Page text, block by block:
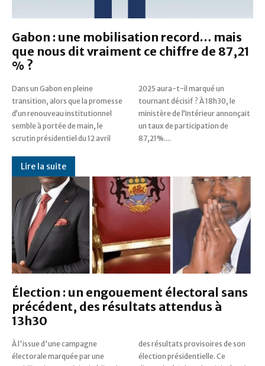
Gabon : une mobilisation record… mais
que nous dit vraiment ce chiffre de 87,21
% ?
Dans un Gabon en pleine
transition, alors que la promesse
d’un renouveau institutionnel
semble à portée de main, le
scrutin présidentiel du 12 avril
2025 aura-t-il marqué un
tournant décisif ? À 18h30, le
ministère de l’Intérieur annonçait
un taux de participation de
87,21%....
Lire la suite
Élection : un engouement électoral sans
précédent, des résultats attendus à
13h30
À l'issue d'une campagne
électorale marquée par une
des résultats provisoires de son
élection présidentielle. Ce